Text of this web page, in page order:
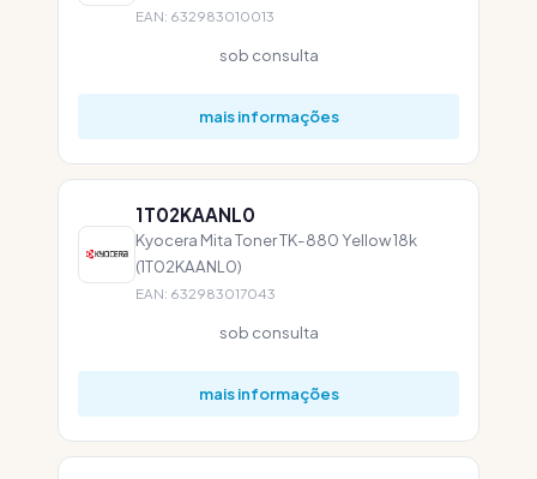
EAN: 632983010013
sob consulta
mais informações
1T02KAANL0
Kyocera Mita Toner TK-880 Yellow 18k
(1T02KAANL0)
EAN: 632983017043
sob consulta
mais informações